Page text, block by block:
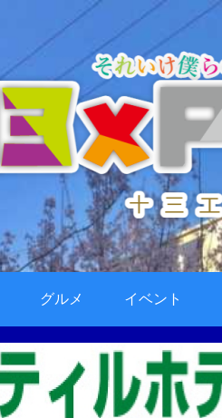
グルメ イベント